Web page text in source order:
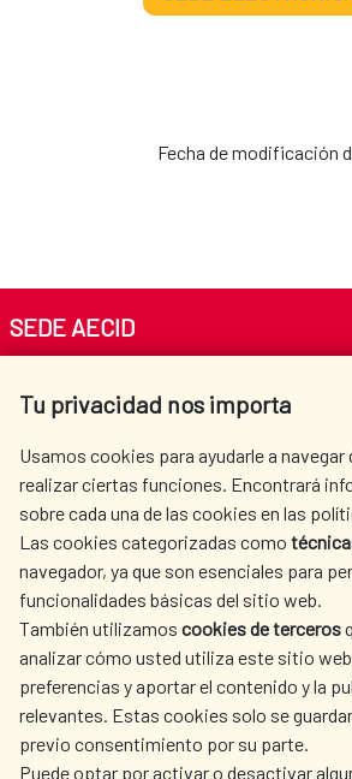
Fecha de modificación
Tu privacidad nos importa
Usamos cookies para ayudarle a
realizar ciertas funciones. Encontrará
sobre cada una de las cookies en las
Las cookies categorizadas como
navegador, ya que son esenciales para
funcionalidades básicas del sitio web.
También utilizamos cookies de terceros
analizar cómo usted utiliza este sitio
preferencias y aportar el contenido y la
relevantes. Estas cookies solo se
previo consentimiento por su parte.
Puede optar por activar o desactivar
SEDE AECID
Tel. +34 900 20 30 54​​​​​​​
AECID
WHERE
SPANISH HUMANITARIAN
ACTION
CULTURE AND SCIENCE